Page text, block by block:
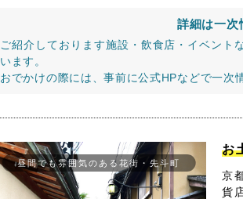
詳細は一次
ご紹介しております施設・飲食店・イベント
います。
おでかけの際には、事前に公式HPなどで一次
昼間でも雰囲気のある花街・先斗町
お
京
貨